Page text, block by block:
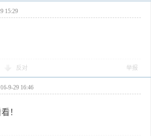
15:29
反对 举报
9-29 16:46
！